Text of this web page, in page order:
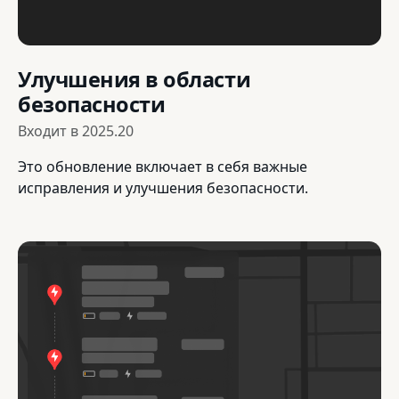
Улучшения в области
безопасности
Входит в2025.20
Это обновление включает в себя важные
исправления и улучшения безопасности.